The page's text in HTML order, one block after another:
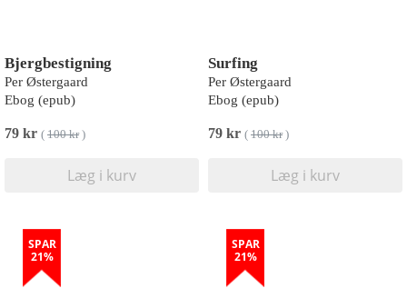
Bjergbestigning
Per Østergaard
Ebog (epub)
79 kr ( 100 kr)
Læg i kurv
Surfing
Per Østergaard
Ebog (epub)
79 kr ( 100 kr)
Læg i kurv
SPAR
21%
SPAR
21%